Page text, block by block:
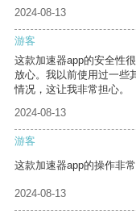
2024-08-13
游客
这款加速器app的安全性
放心。我以前使用过一些
情况，这让我非常担心。
2024-08-13
游客
这款加速器app的操作非
2024-08-13